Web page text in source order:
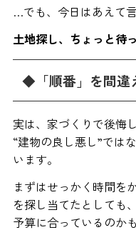
…でも、今日はあえて
土地探し、ちょっと待
◆「順番」を間違
実は、家づくりで後悔
“建物の良し悪し”では
います。
まずはせっかく時間を
を探し当てたとしても
予算に合っているのか